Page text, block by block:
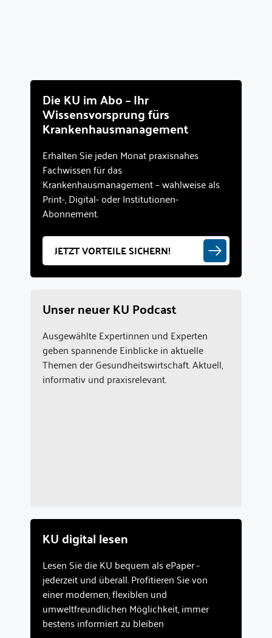
Die KU im Abo – Ihr
Wissensvorsprung fürs
Krankenhausmanagement
Erhalten Sie jeden Monat praxisnahes
Fachwissen für das
Krankenhausmanagement – wahlweise als
Print-, Digital- oder Institutionen-
Abonnement.
JETZT VORTEILE SICHERN!
Unser neuer KU Podcast
Ausgewählte Expertinnen und Experten
geben spannende Einblicke in aktuelle
Themen der Gesundheitswirtschaft. Aktuell,
informativ und praxisrelevant.
KU digital lesen
Lesen Sie die KU bequem als ePaper -
jederzeit und überall. Profitieren Sie von
einer modernen, flexiblen und
umweltfreundlichen Möglichkeit, immer
bestens informiert zu bleiben